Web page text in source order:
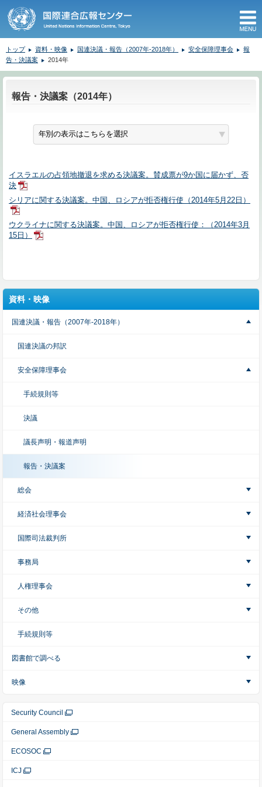
トップ 資料・映像 国連決議・報告（2007年-2018年） 安全保障理事会
報
告・決議案
2014年
報告・決議案（2014年）
イスラエルの占領地撤退を求める決議案。賛成票が9か国に届かず、否
決
シリアに関する決議案。中国、ロシアが拒否権行使（2014年5月22日）
ウクライナに関する決議案。中国、ロシアが拒否権行使：（2014年3月
15日）
資料・映像
国連決議・報告（2007年-2018年）
国連決議の邦訳
安全保障理事会
手続規則等
決議
議長声明・報道声明
報告・決議案
総会
経済社会理事会
国際司法裁判所
事務局
人権理事会
その他
手続規則等
図書館で調べる
映像
Security Council
General Assembly
ECOSOC
ICJ